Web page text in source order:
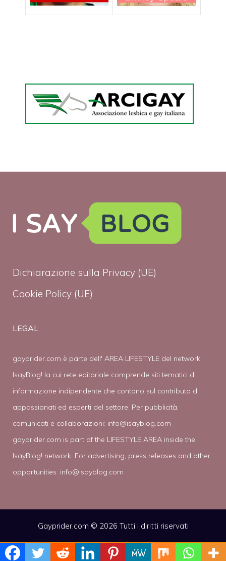
Dichiarazione sulla Privacy (UE)
Cookie Policy (UE)
LEGAL
gayprider.com è parte dell' AREA LIFESTYLE del network
IsayBlog! la cui rete editoriale comprende siti tematici di
informazione indipendente che contano sul contributo di
appassionati ed esperti del settore. Per pubblicità,
comunicati e collaborazioni: info@isayblog.com
gayprider.com is part of the LIFESTYLE AREA inside the
IsayBlog! network. For advertising, press releases and other
opportunities: info@isayblog.com
Gayprider.com © 2026 Tutti i diritti riservati